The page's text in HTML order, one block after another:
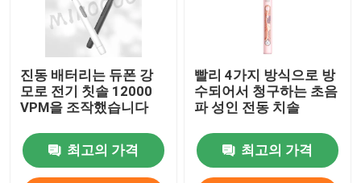
진동 배터리는 듀폰 강
모로 전기 칫솔 12000
VPM을 조작했습니다
최고의 가격
빨리 4가지 방식으로 방
수되어서 청구하는 초음
파 성인 전동 치솔
최고의 가격